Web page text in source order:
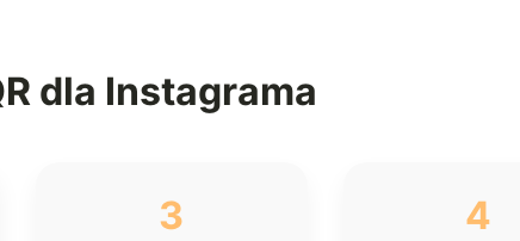
dla Instagrama
3 4